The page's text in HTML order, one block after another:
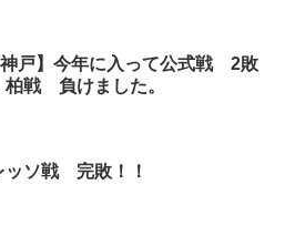
神戸】今年に入って公式戦 2敗
柏戦 負けました。
ッソ戦 完敗！！